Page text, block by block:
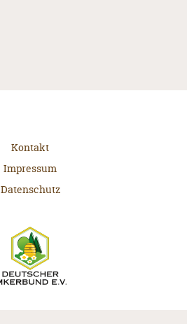
Kontakt
Impressum
Datenschutz